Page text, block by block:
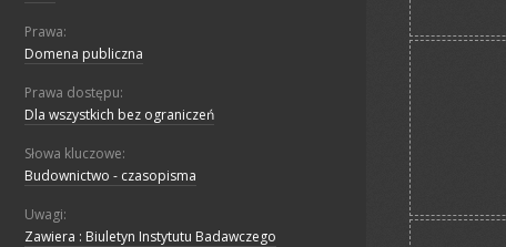
Prawa:
Domena publiczna
Prawa dostępu:
Dla wszystkich bez ograniczeń
Słowa kluczowe:
Budownictwo - czasopisma
Uwagi:
Zawiera : Biuletyn Instytutu Badawczego